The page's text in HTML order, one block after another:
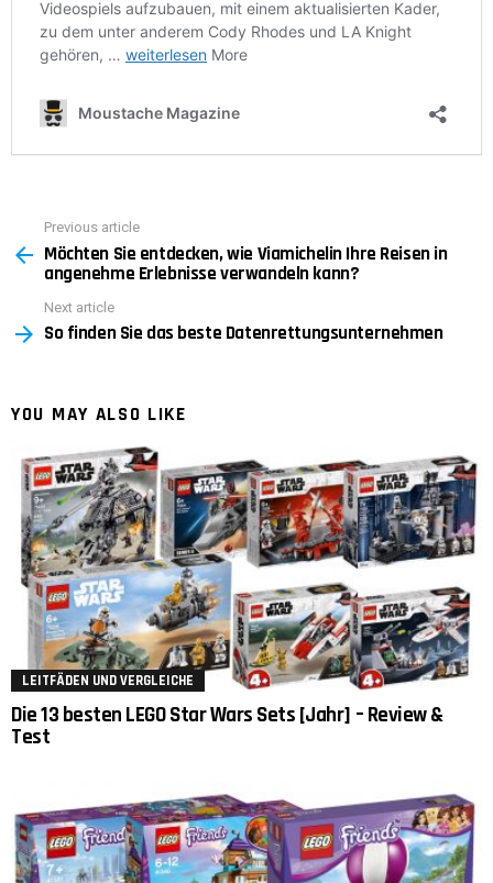
more
Previous article
Möchten Sie entdecken, wie Viamichelin Ihre Reisen in
angenehme Erlebnisse verwandeln kann?
Next article
So finden Sie das beste Datenrettungsunternehmen
YOU MAY ALSO LIKE
LEITFÄDEN UND VERGLEICHE
Die 13 besten LEGO Star Wars Sets [Jahr] – Review &
Test